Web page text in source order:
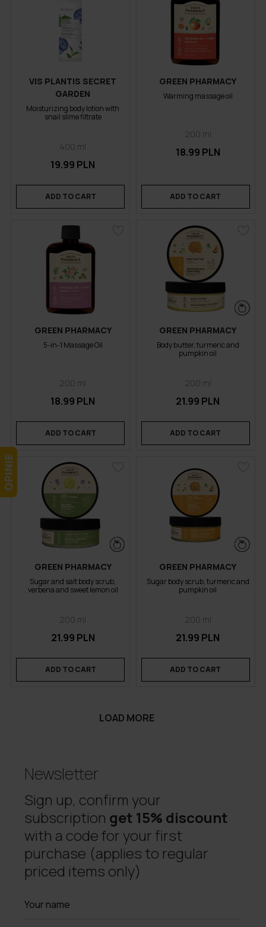
VIS PLANTIS SECRET
GARDEN
Moisturizing body lotion with
snail slime filtrate
400 ml
19.99 PLN
ADD TO CART
GREEN PHARMACY
Warming massage oil
200 ml
18.99 PLN
ADD TO CART
GREEN PHARMACY
5-in-1 Massage Oil
200 ml
18.99 PLN
ADD TO CART
GREEN PHARMACY
Body butter, turmeric and
pumpkin oil
200 ml
21.99 PLN
ADD TO CART
GREEN PHARMACY
Sugar and salt body scrub,
verbena and sweet lemon oil
200 ml
21.99 PLN
ADD TO CART
GREEN PHARMACY
Sugar body scrub, turmeric and
pumpkin oil
200 ml
21.99 PLN
ADD TO CART
LOAD MORE
Newsletter
Sign up, confirm your
subscription get 15% discount
with a code for your first
purchase (applies to regular
priced items only)